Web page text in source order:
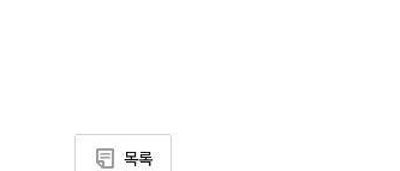
목록